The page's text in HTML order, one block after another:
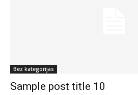
Bez kategorijas
Sample post title 10